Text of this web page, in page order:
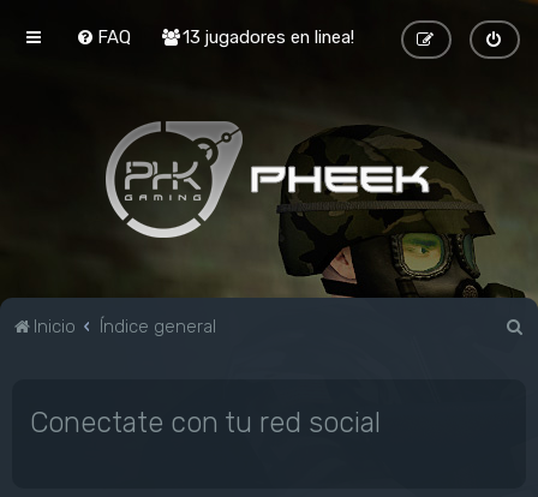
FAQ 13 jugadores en linea!
Inicio Índice general
Conectate con tu red social